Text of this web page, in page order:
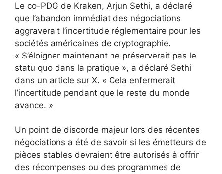
Le co-PDG de Kraken, Arjun Sethi, a déclaré
que l’abandon immédiat des négociations
aggraverait l’incertitude réglementaire pour les
sociétés américaines de cryptographie.
« S’éloigner maintenant ne préserverait pas le
statu quo dans la pratique », a déclaré Sethi
dans un article sur X. « Cela enfermerait
l’incertitude pendant que le reste du monde
avance. »
Un point de discorde majeur lors des récentes
négociations a été de savoir si les émetteurs de
pièces stables devraient être autorisés à offrir
des récompenses ou des programmes de